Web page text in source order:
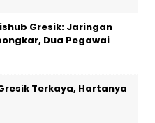
Gresik: Jaringan
Dua Pegawai
Terkaya, Hartanya